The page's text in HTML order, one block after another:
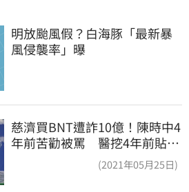
明放颱風假？白海豚「最新暴
風侵襲率」曝
慈濟買BNT遭詐10億！陳時中4
年前苦勸被罵 醫挖4年前貼
(2021年05月25日)